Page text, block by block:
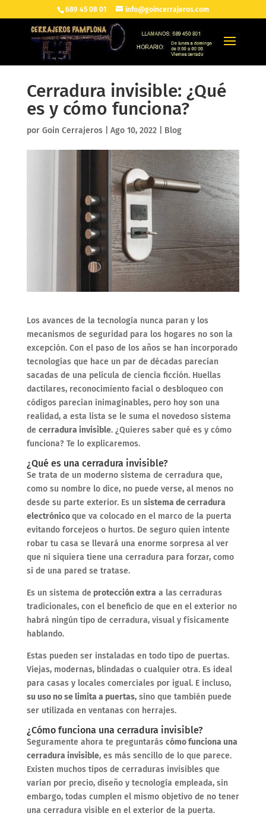
689 45 08 01 info@goincerrajeros.com
Cerradura invisible: ¿Qué
es y cómo funciona?
por Goin Cerrajeros| Ago 10, 2022| Blog
Los avances de la tecnología nunca paran y los
mecanismos de seguridad para los hogares no son la
excepción. Con el paso de los años se han incorporado
tecnologías que hace un par de décadas parecían
sacadas de una película de ciencia ficción. Huellas
dactilares, reconocimiento facial o desbloqueo con
códigos parecían inimaginables, pero hoy son una
realidad, a esta lista se le suma el novedoso sistema
de cerradura invisible. ¿Quieres saber qué es y cómo
funciona? Te lo explicaremos.
¿Qué es una cerradura invisible?
Se trata de un moderno sistema de cerradura que,
como su nombre lo dice, no puede verse, al menos no
desde su parte exterior. Es un sistema de cerradura
electrónicoque va colocado en el marco de la puerta
evitando forcejeos o hurtos. De seguro quien intente
robar tu casa se llevará una enorme sorpresa al ver
que ni siquiera tiene una cerradura para forzar, como
si de una pared se tratase.
Es un sistema de protección extra a las cerraduras
tradicionales, con el beneficio de que en el exterior no
habrá ningún tipo de cerradura, visual y físicamente
hablando.
Estas pueden ser instaladas en todo tipo de puertas.
Viejas, modernas, blindadas o cualquier otra. Es ideal
para casas y locales comerciales por igual. E incluso,
su uso no se limita a puertas, sino que también puede
ser utilizada en ventanas con herrajes.
¿Cómo funciona una cerradura invisible?
Seguramente ahora te preguntarás cómo funciona una
cerradura invisible, es más sencillo de lo que parece.
Existen muchos tipos de cerraduras invisibles que
varían por precio, diseño y tecnología empleada, sin
embargo, todas cumplen el mismo objetivo de no tener
una cerradura visible en el exterior de la puerta.